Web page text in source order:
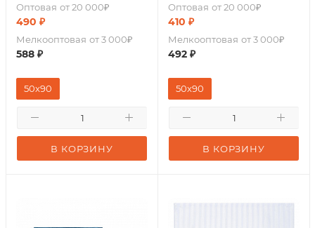
Оптовая от 20 000₽
490 ₽
Мелкооптовая от 3 000₽
588 ₽
В КОРЗИНУ
50x90
Оптовая от 20 000₽
410 ₽
Мелкооптовая от 3 000₽
492 ₽
В КОРЗИНУ
50х90